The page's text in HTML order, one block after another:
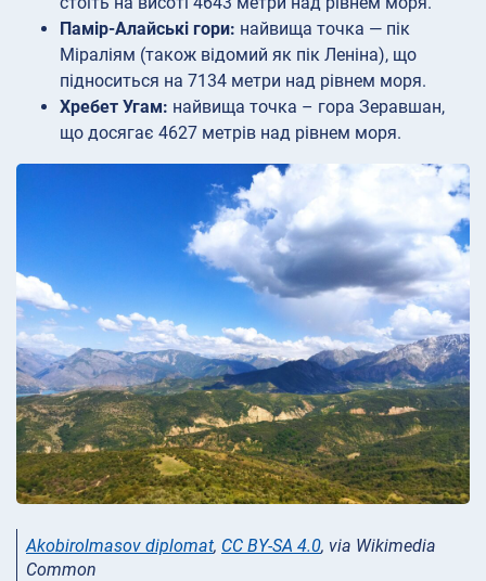
Памір-Алайські гори: найвища точка — пік
Міраліям (також відомий як пік Леніна), що
підноситься на 7134 метри над рівнем моря.
Хребет Угам: найвища точка – гора Зеравшан,
що досягає 4627 метрів над рівнем моря.
Akobirolmasov diplomat, CC BY-SA 4.0, via Wikimedia
Common